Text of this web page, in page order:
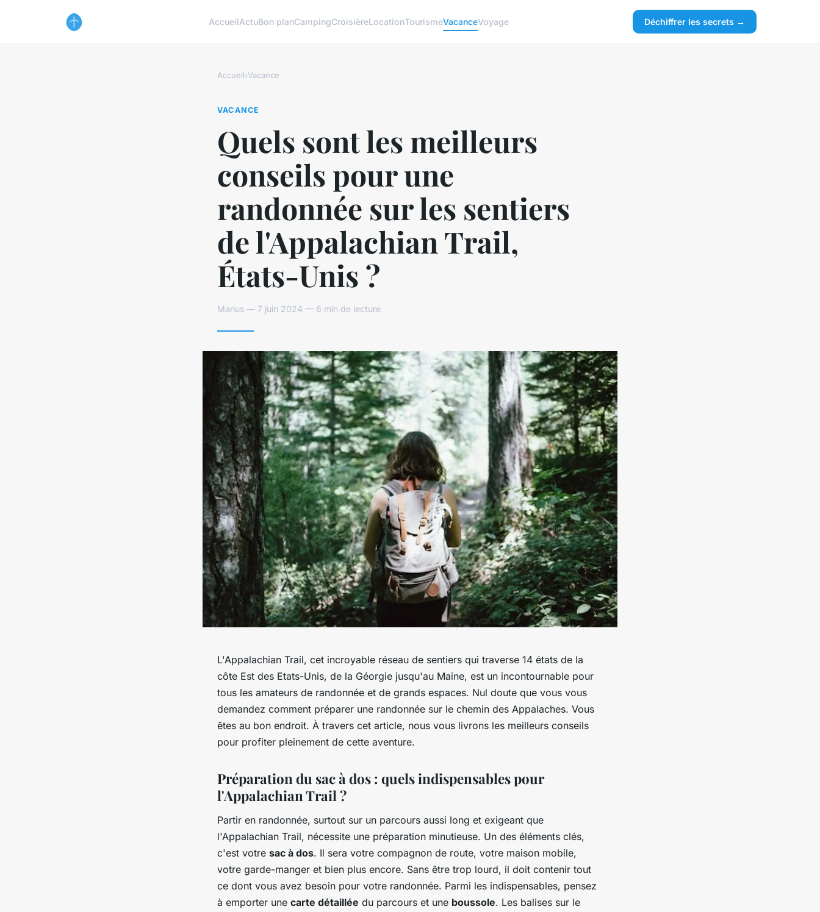
AccueilActuBon planCampingCroisièreLocationTourismeVacanceVoyage Déchiffrer les secrets →
Accueil›Vacance
VACANCE
Quels sont les meilleurs
conseils pour une
randonnée sur les sentiers
de l'Appalachian Trail,
États-Unis ?
Marius — 7 juin 2024 — 6 min de lecture
L'Appalachian Trail, cet incroyable réseau de sentiers qui traverse 14 états de la
côte Est des Etats-Unis, de la Géorgie jusqu'au Maine, est un incontournable pour
tous les amateurs de randonnée et de grands espaces. Nul doute que vous vous
demandez comment préparer une randonnée sur le chemin des Appalaches. Vous
êtes au bon endroit. À travers cet article, nous vous livrons les meilleurs conseils
pour profiter pleinement de cette aventure.
Préparation du sac à dos : quels indispensables pour
l'Appalachian Trail ?
Partir en randonnée, surtout sur un parcours aussi long et exigeant que
l'Appalachian Trail, nécessite une préparation minutieuse. Un des éléments clés,
c'est votre sac à dos. Il sera votre compagnon de route, votre maison mobile,
votre garde-manger et bien plus encore. Sans être trop lourd, il doit contenir tout
ce dont vous avez besoin pour votre randonnée. Parmi les indispensables, pensez
à emporter une carte détaillée du parcours et une boussole. Les balises sur le